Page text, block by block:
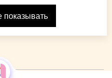
показывать